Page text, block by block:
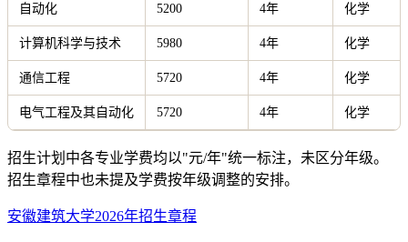
自动化 5200 4年 化学
计算机科学与技术 5980 4年 化学
通信工程 5720 4年 化学
电气工程及其自动化 5720 4年 化学
招生计划中各专业学费均以"元/年"统一标注，未区分年级。
招生章程中也未提及学费按年级调整的安排。
安徽建筑大学2026年招生章程